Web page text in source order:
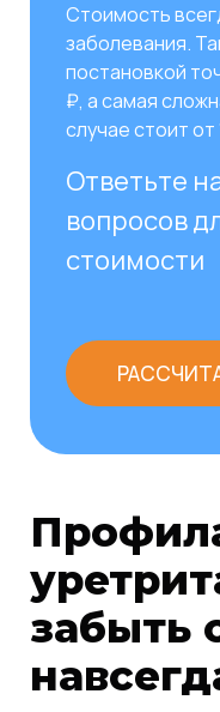
Стоимость
заболевания.
постановкой
₽, а самая
случае стоит
Ответьте
вопросов
стоимости
забыть